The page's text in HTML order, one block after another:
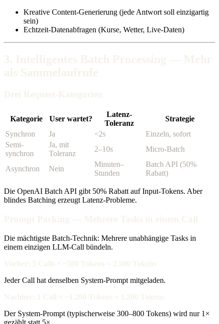
Kreative Content-Generierung (jede Antwort soll einzigartig
sein)
Echtzeit-Datenabfragen (Kurse, Wetter, Live-Daten)
Kategorie User wartet?
Latenz-
Toleranz
Strategie
Synchron
Ja <2s
Einzeln, sofort
Semi-
synchron
Ja, mit
Toleranz
2–10s Micro-Batch
Asynchron Nein
Minuten–
Stunden
Batch API (50%
Rabatt)
Die OpenAI Batch API gibt 50% Rabatt auf Input-Tokens. Aber
blindes Batching erzeugt Latenz-Probleme.
Die mächtigste Batch-Technik: Mehrere unabhängige Tasks in
einem einzigen LLM-Call bündeln.
Jeder Call hat denselben System-Prompt mitgeladen.
Der System-Prompt (typischerweise 300–800 Tokens) wird nur 1×
gezählt statt 5×.